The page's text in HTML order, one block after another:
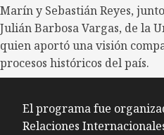
Marín y Sebastián Reyes,
Julián Barbosa Vargas, de la
quien aportó una visión
procesos históricos del país.
El programa fue
Relaciones